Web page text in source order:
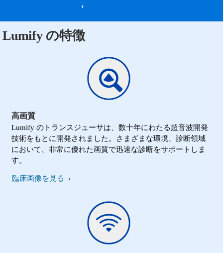
Lumify の特徴
高画質
Lumify のトランスジューサは、数十年にわたる超音波開発
技術をもとに開発されました。さまざまな環境、診断領域
において、非常に優れた画質で迅速な診断をサポートしま
す。
臨床画像を見る